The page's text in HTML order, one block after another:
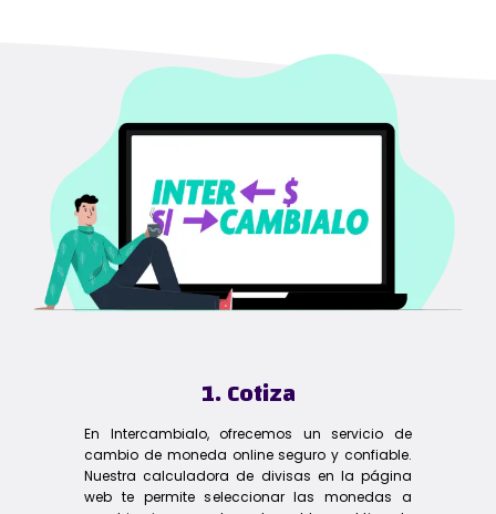
1. Cotiza
En Intercambialo, ofrecemos un servicio de
cambio de moneda online seguro y confiable.
Nuestra calculadora de divisas en la página
web te permite seleccionar las monedas a